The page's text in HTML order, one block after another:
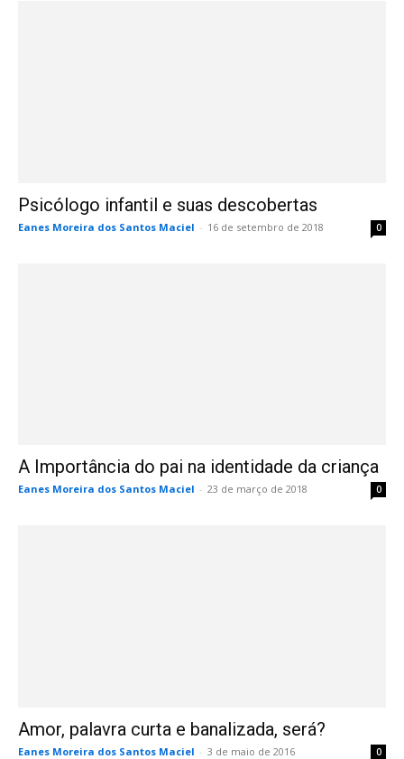
Psicólogo infantil e suas descobertas
Eanes Moreira dos Santos Maciel - 16 de setembro de 2018 0
A Importância do pai na identidade da criança
Eanes Moreira dos Santos Maciel - 23 de março de 2018 0
Amor, palavra curta e banalizada, será?
Eanes Moreira dos Santos Maciel - 3 de maio de 2016 0